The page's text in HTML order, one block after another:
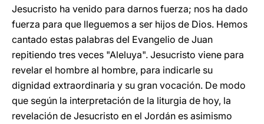
Jesucristo ha venido para darnos fuerza; nos ha dado
fuerza para que lleguemos a ser hijos de Dios. Hemos
cantado estas palabras del Evangelio de Juan
repitiendo tres veces "Aleluya". Jesucristo viene para
revelar el hombre al hombre, para indicarle su
dignidad extraordinaria y su gran vocación. De modo
que según la interpretación de la liturgia de hoy, la
revelación de Jesucristo en el Jordán es asimismo